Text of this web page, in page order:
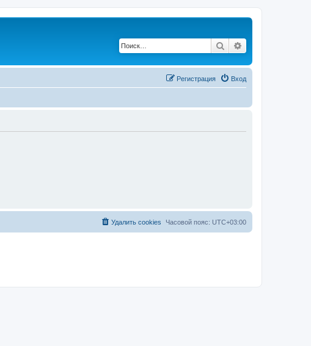
Поиск
Вход
Регистрация
Часовой пояс: UTC+03:00
Удалить cookies